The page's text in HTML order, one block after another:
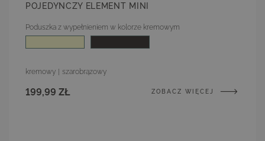
POJEDYNCZY ELEMENT MINI
Poduszka z wypełnieniem w kolorze kremowym
Kolor
kremowy | szarobrązowy
199,99 ZŁ ZOBACZ WIĘCEJ